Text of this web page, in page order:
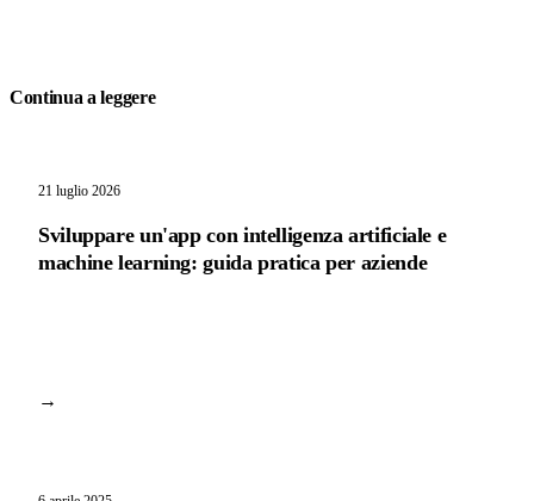
Continua a leggere
21 luglio 2026
Sviluppare un'app con intelligenza artificiale e
machine learning: guida pratica per aziende
→